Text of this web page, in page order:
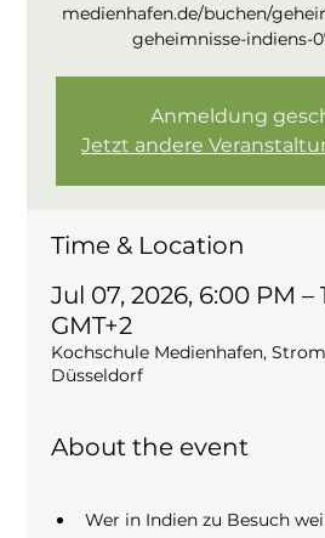
medienhafen.de/buchen/
geheimnisse-indiens-
Anmeldung
Jetzt andere
Time & Location
Jul 07, 2026, 6:00 PM –
GMT+2
Kochschule Medienhafen,
Düsseldorf
About the event
Wer in Indien zu Besuch